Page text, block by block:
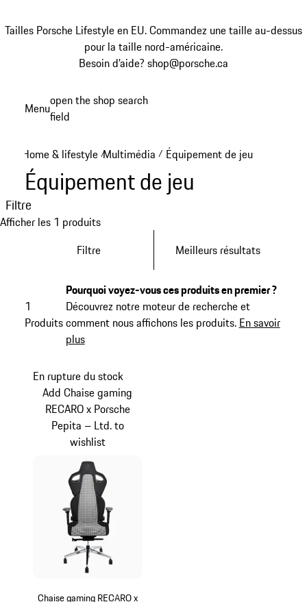
Tailles Porsche Lifestyle en EU. Commandez une taille au-dessus
pour la taille nord-américaine.
Besoin d’aide? shop@porsche.ca
Menuopen the shop search
field
Home & lifestyle /Multimédia / Équipement de jeu
Équipement de jeu
Filtre
Afficher les 1 produits
Filtre
Meilleurs résultats
1
Produits
Pourquoi voyez-vous ces produits en premier ?
Découvrez notre moteur de recherche et
comment nous affichons les produits. En savoir
plus
Chaise gaming RECARO x
En rupture du stock
Add Chaise gaming
RECARO x Porsche
Pepita – Ltd. to
wishlist